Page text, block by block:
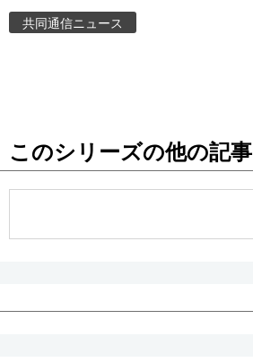
お知らせ
共同通信ニュース
このシリーズの他の記事